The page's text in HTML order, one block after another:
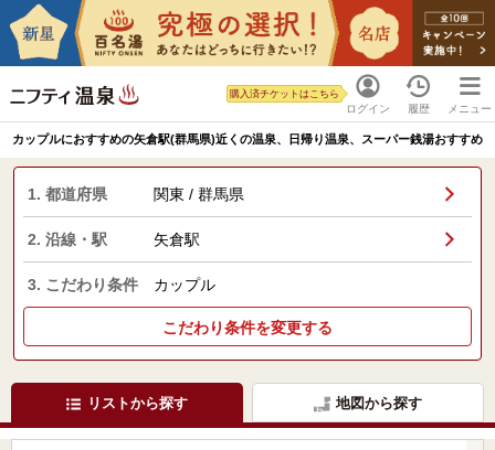
ログイン
購入済チケットはこちら
履歴 メニュー
カップルにおすすめの矢倉駅(群馬県)近くの温泉、日帰り温泉、スーパー銭湯おすすめ
1. 都道府県 関東 / 群馬県
2. 沿線・駅 矢倉駅
3. こだわり条件 カップル
こだわり条件を変更する
リストから探す 地図から探す